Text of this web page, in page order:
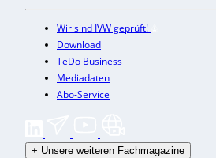
Wir sind IVW geprüft!
Download
TeDo Business
Mediadaten
Abo-Service
+ Unsere weiteren Fachmagazine